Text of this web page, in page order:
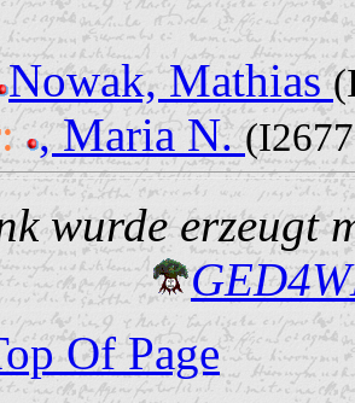
Nowak, Mathias
, Maria N.
wurde erzeugt
Of Page